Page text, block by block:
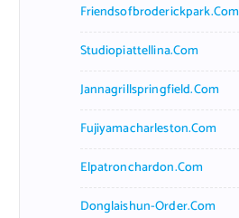
Friendsofbroderickpark.com
Studiopiattellina.com
Jannagrillspringfield.com
Fujiyamacharleston.com
Elpatronchardon.com
Donglaishun-Order.com